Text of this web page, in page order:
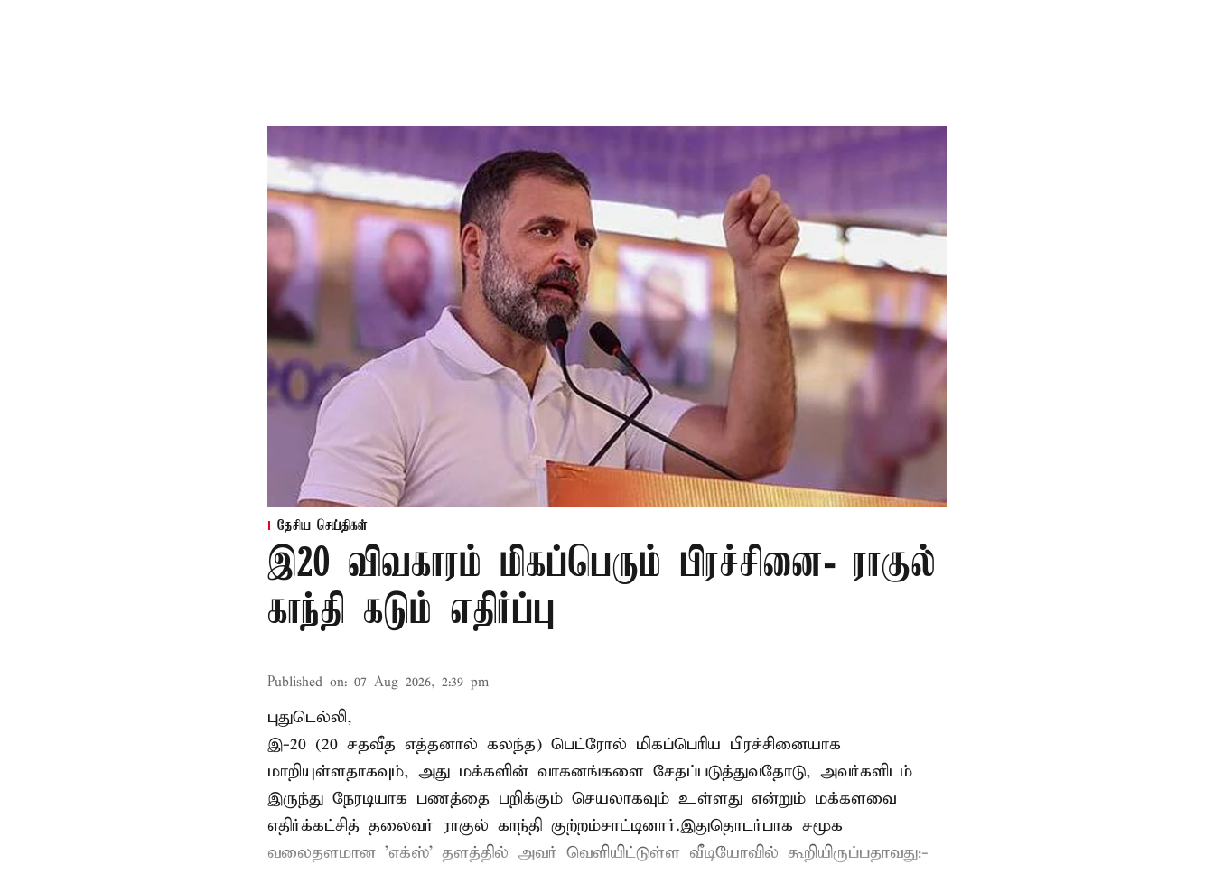
தேசிய செய்திகள்
இ20 விவகாரம் மிகப்பெரும் பிரச்சினை- ராகுல்
காந்தி கடும் எதிர்ப்பு
Published on: 07 Aug 2026, 2:39 pm
புதுடெல்லி,
இ-20 (20 சதவீத எத்தனால் கலந்த) பெட்ரோல் மிகப்பெரிய பிரச்சினையாக
மாறியுள்ளதாகவும், அது மக்களின் வாகனங்களை சேதப்படுத்துவதோடு, அவர்களிடம்
இருந்து நேரடியாக பணத்தை பறிக்கும் செயலாகவும் உள்ளது என்றும் மக்களவை
எதிர்க்கட்சித் தலைவர் ராகுல் காந்தி குற்றம்சாட்டினார்.இதுதொடர்பாக சமூக
வலைதளமான 'எக்ஸ்' தளத்தில் அவர் வெளியிட்டுள்ள வீடியோவில் கூறியிருப்பதாவது:-